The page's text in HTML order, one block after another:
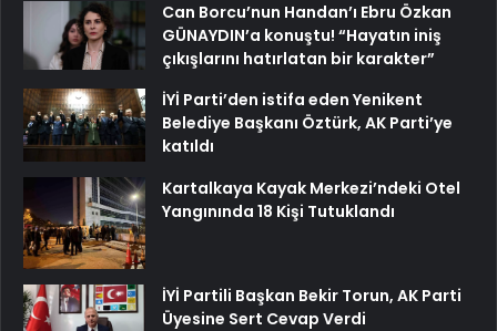
Can Borcu’nun Handan’ı Ebru Özkan
GÜNAYDIN’a konuştu! “Hayatın iniş
çıkışlarını hatırlatan bir karakter”
İYİ Parti’den istifa eden Yenikent
Belediye Başkanı Öztürk, AK Parti’ye
katıldı
Kartalkaya Kayak Merkezi’ndeki Otel
Yangınında 18 Kişi Tutuklandı
İYİ Partili Başkan Bekir Torun, AK Parti
Üyesine Sert Cevap Verdi